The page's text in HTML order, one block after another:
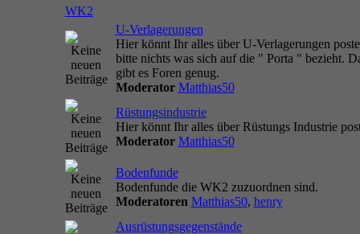
WK2
U-Verlagerungen
Hier könnt Ihr alles über U-Verlagerungen
bitte nichts was sich auf die " Porta " bezieht.
gibt es Foren genug.
Moderator Matthias50
Rüstungsindustrie
Hier könnt Ihr alles über Rüstungs Industrie
Moderator Matthias50
Bodenfunde
Bodenfunde die WK2 zuzuordnen sind.
Moderatoren Matthias50, henry
Ausrüstungsgegenstände